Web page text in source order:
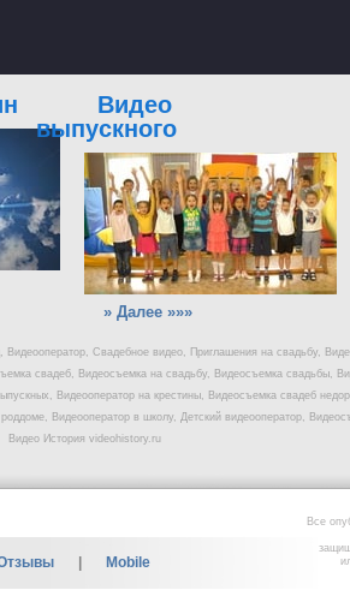
Видео
выпускного
» Далее »»»
Свадебное видео, Приглашения на свадьбу,
свадеб, Видеосъемка на свадьбу, Видеосъемка свадьбы,
Видеооператор на крестины, Видеосъемка свадеб
Видеооператор в школу, Детский видеооператор,
Видео История videohistory.ru
Mobile
Все